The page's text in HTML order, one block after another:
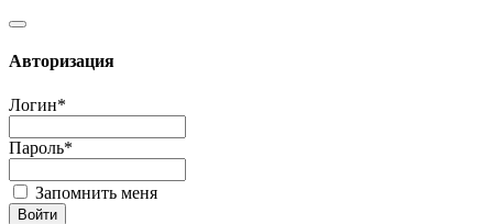
Авторизация
Логин*
Пароль*
Запомнить меня